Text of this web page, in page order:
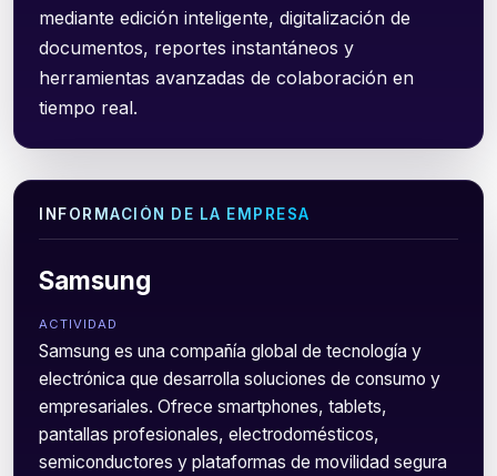
mediante edición inteligente, digitalización de
documentos, reportes instantáneos y
herramientas avanzadas de colaboración en
tiempo real.
INFORMACIÓN DE LA EMPRESA
Samsung
ACTIVIDAD
Samsung es una compañía global de tecnología y
electrónica que desarrolla soluciones de consumo y
empresariales. Ofrece smartphones, tablets,
pantallas profesionales, electrodomésticos,
semiconductores y plataformas de movilidad segura